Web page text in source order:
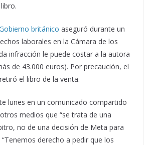
británico aseguró durante un
laborales en la Cámara de los
infracción le puede costar a la autora
de 43.000 euros). Por precaución, el
el libro de la venta.
lunes en un comunicado compartido
medios que “se trata de una
no de una decisión de Meta para
“Tenemos derecho a pedir que los